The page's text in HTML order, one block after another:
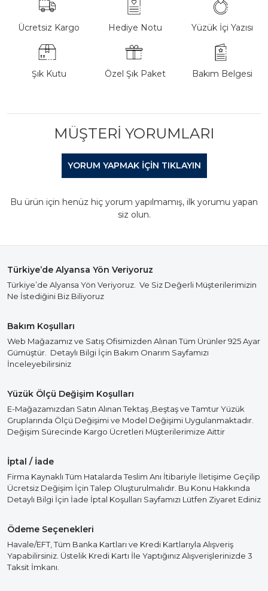
Ücretsiz Kargo Hediye Notu Yüzük İçi Yazısı
Şık Kutu Özel Şık Paket Bakım Belgesi
MÜŞTERI YORUMLARI
YORUM YAPMAK IÇIN TIKLAYIN
Bu ürün için henüz hiç yorum yapılmamış, ilk yorumu yapan
siz olun.
Türkiye’de Alyansa Yön Veriyoruz
Türkiye’de Alyansa Yön Veriyoruz. Ve Siz Değerli Müşterilerimizin
Ne İstediğini Biz Biliyoruz
Bakım Koşulları
Web Mağazamız ve Satış Ofisimizden Alınan Tüm Ürünler 925 Ayar
Gümüştür. Detaylı Bilgi İçin Bakım Onarım Sayfamızı
İnceleyebilirsiniz
Yüzük Ölçü Değişim Koşulları
E-Mağazamızdan Satın Alınan Tektaş ,Beştaş ve Tamtur Yüzük
Gruplarında Ölçü Değişimi ve Model Değişimi Uygulanmaktadır.
Değişim Sürecinde Kargo Ücretleri Müşterilerimize Aittir
İptal / İade
Firma Kaynaklı Tüm Hatalarda Teslim Anı İtibariyle İletişime Geçilip
Ücretsiz Değişim İçin Talep Oluşturulmalıdır. Bu Konu Hakkında
Detaylı Bilgi İçin İade İptal Koşulları Sayfamızı Lütfen Ziyaret Ediniz
Ödeme Seçenekleri
Havale/EFT, Tüm Banka Kartları ve Kredi Kartlarıyla Alışveriş
Yapabilirsiniz. Üstelik Kredi Kartı İle Yaptığınız Alışverişlerinizde 3
Taksit İmkanı.